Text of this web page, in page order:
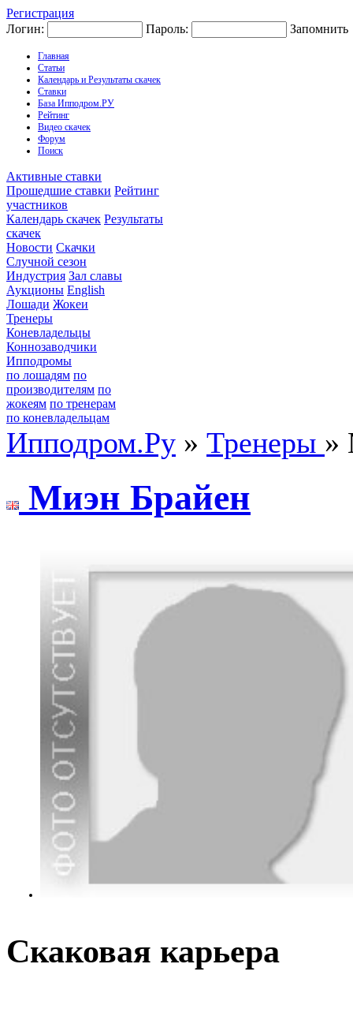
Регистрация
Логин:
Пароль: Запомнить
Главная
Статьи
Календарь и Результаты скачек
Ставки
База Ипподром.РУ
Рейтинг
Видео скачек
Форум
Поиск
Активные ставки
Прошедшие ставки Рейтинг
участников
Календарь скачек Результаты
скачек
Новости Скачки
Случной сезон
Индустрия Зал славы
Аукционы English
Лошади Жокеи
Тренеры
Коневладельцы
Коннозаводчики
Ипподромы
по лошадям по
производителям по
жокеям по тренерам
по коневладельцам
Ипподром.Ру » Тренеры »
Mиэн Брайен
Скаковая карьера